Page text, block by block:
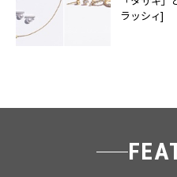
ラッシィ]